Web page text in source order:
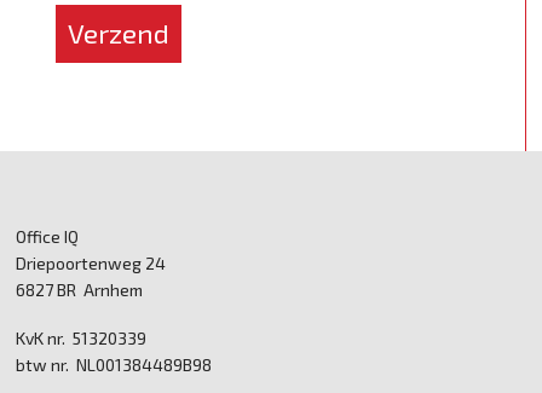
Verzend
Office IQ
Driepoortenweg 24
6827 BR Arnhem
KvK nr. 51320339
btw nr. NL001384489B98